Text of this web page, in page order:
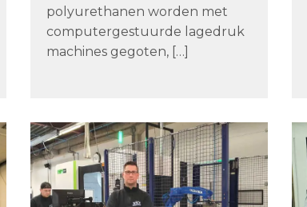
polyurethanen worden met
computergestuurde lagedruk
machines gegoten, […]